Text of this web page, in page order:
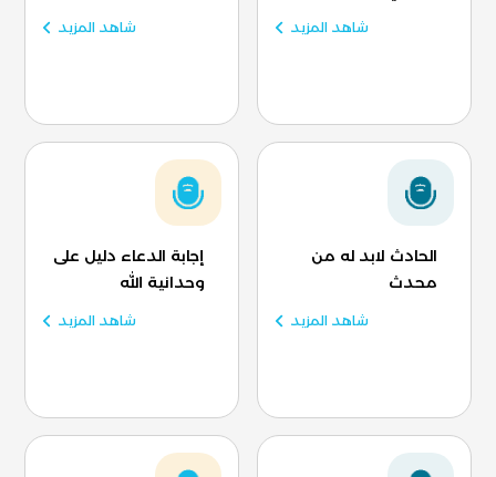
شاهد المزيد شاهد المزيد
الحادث لابد له من
محدث
شاهد المزيد
إجابة الدعاء دليل على
وحدانية الله
شاهد المزيد